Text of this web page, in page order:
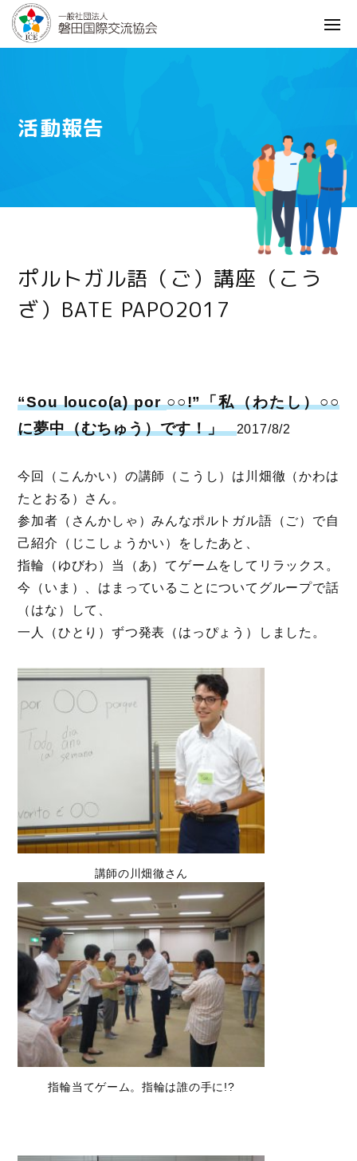
活動報告
ポルトガル語（ご）講座（こう
ざ）BATE PAPO2017
“Sou louco(a) por○○!”「私（わたし）○○
に夢中（むちゅう）です！」
2017/8/2
今回（こんかい）の講師（こうし）は川畑徹（かわは
たとおる）さん。
参加者（さんかしゃ）みんなポルトガル語（ご）で自
己紹介（じこしょうかい）をしたあと、
指輪（ゆびわ）当（あ）てゲームをしてリラックス。
今（いま）、はまっていることについてグループで話
（はな）して、
一人（ひとり）ずつ発表（はっぴょう）しました。
講師の川畑徹さん
指輪当てゲーム。指輪は誰の手に!?